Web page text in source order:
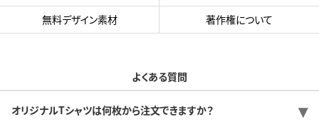
無料デザイン素材
著作権について
よくある質問
オリジナルTシャツは何枚から注文できますか？